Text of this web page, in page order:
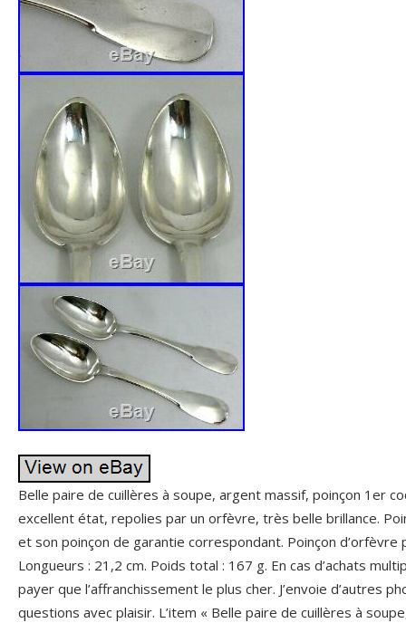
Belle paire de cuillères à soupe, argent massif, poinçon 1er
excellent état, repolies par un orfèvre, très belle brillance.
et son poinçon de garantie correspondant. Poinçon
Longueurs : 21,2 cm. Poids total : 167 g. En cas d’achats
payer que l’affranchissement le plus cher. J’envoie d’autres
questions avec plaisir. L’item « Belle paire de cuillères à